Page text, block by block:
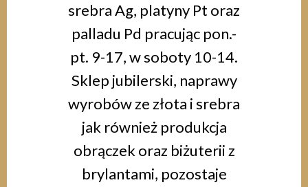
srebra Ag, platyny Pt oraz
palladu Pd pracując pon.-
pt. 9-17, w soboty 10-14.
Sklep jubilerski, naprawy
wyrobów ze złota i srebra
jak również produkcja
obrączek oraz biżuterii z
brylantami, pozostaje